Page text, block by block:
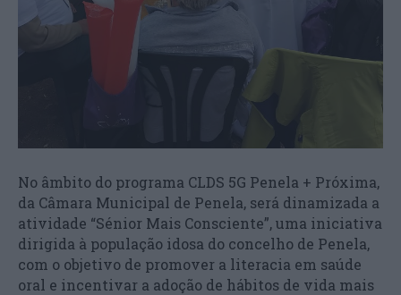
No âmbito do programa CLDS 5G Penela + Próxima,
da Câmara Municipal de Penela, será dinamizada a
atividade “Sénior Mais Consciente”, uma iniciativa
dirigida à população idosa do concelho de Penela,
com o objetivo de promover a literacia em saúde
oral e incentivar a adoção de hábitos de vida mais